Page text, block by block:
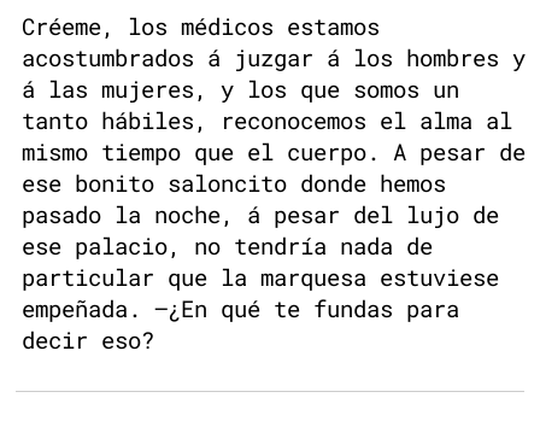
Créeme, los médicos estamos
acostumbrados á juzgar á los hombres y
á las mujeres, y los que somos un
tanto hábiles, reconocemos el alma al
mismo tiempo que el cuerpo. A pesar de
ese bonito saloncito donde hemos
pasado la noche, á pesar del lujo de
ese palacio, no tendría nada de
particular que la marquesa estuviese
empeñada. —¿En qué te fundas para
decir eso?